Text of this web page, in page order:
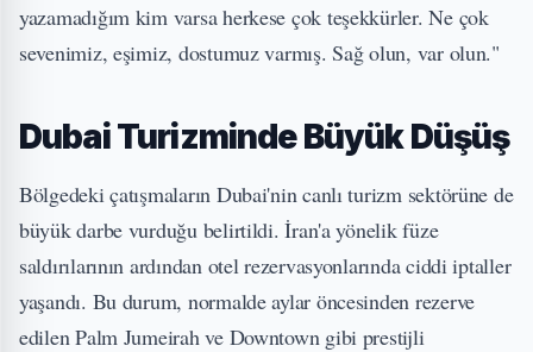
yazamadığım kim varsa herkese çok teşekkürler. Ne çok
sevenimiz, eşimiz, dostumuz varmış. Sağ olun, var olun."
Dubai Turizminde Büyük Düşüş
Bölgedeki çatışmaların Dubai'nin canlı turizm sektörüne de
büyük darbe vurduğu belirtildi. İran'a yönelik füze
saldırılarının ardından otel rezervasyonlarında ciddi iptaller
yaşandı. Bu durum, normalde aylar öncesinden rezerve
edilen Palm Jumeirah ve Downtown gibi prestijli